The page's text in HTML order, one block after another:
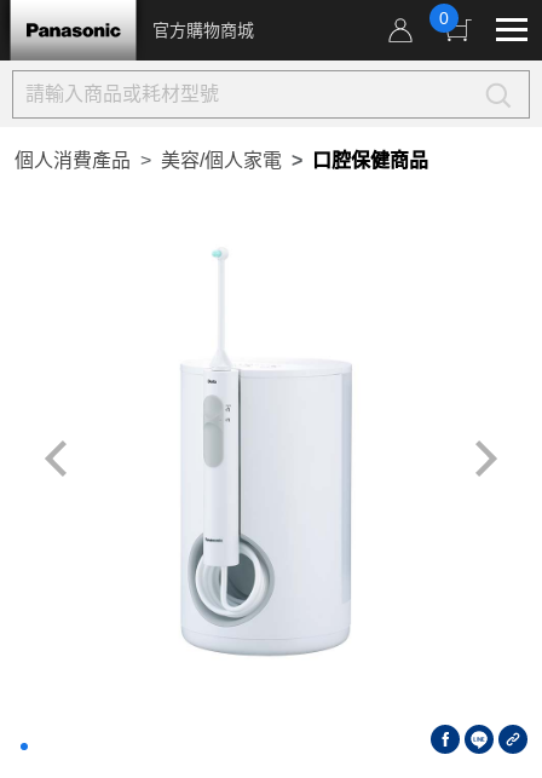
官方購物商城
0
個人消費產品 美容/個人家電 口腔保健商品